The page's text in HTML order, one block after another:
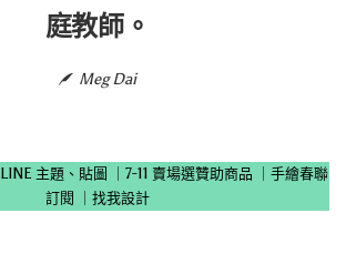
庭教師。
Meg Dai
LINE 主題、貼圖 7-11 賣場選贊助商品
手繪春聯
訂閱
找我設計